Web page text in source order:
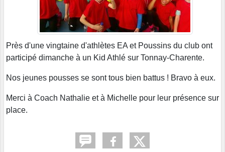
Près d'une vingtaine d'athlètes EA et Poussins du club ont
participé dimanche à un Kid Athlé sur Tonnay-Charente.
Nos jeunes pousses se sont tous bien battus ! Bravo à eux.
Merci à Coach Nathalie et à Michelle pour leur présence sur
place.